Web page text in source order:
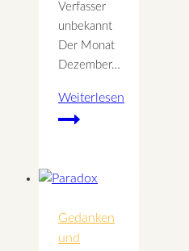
Verfasser
unbekannt
Der Monat
Dezember…
Weiterlesen
Dezember
des
Gedanken
und